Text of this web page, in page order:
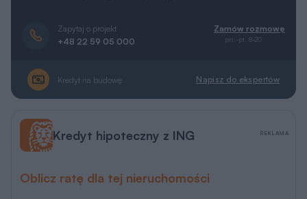
Zapytaj o projekt
+48 22 59 05 000
Zamów rozmowę
pn.-pt. 8-20
Kredyt na budowę Napisz do ekspertów
Kredyt hipoteczny z ING
Oblicz ratę dla tej nieruchomości
REKLAMA